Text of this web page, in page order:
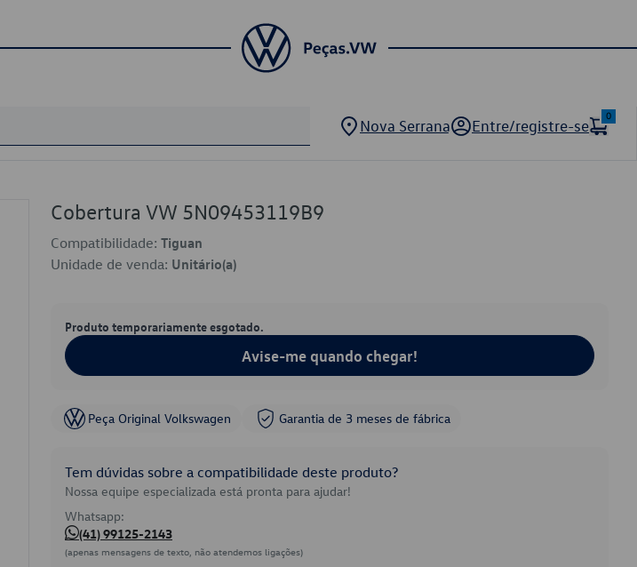
Nova Serrana Entre/registre-se
0
Cobertura VW 5N09453119B9
Compatibilidade: Tiguan
Unidade de venda: Unitário(a)
Produto temporariamente esgotado.
Avise-me quando chegar!
Peça Original Volkswagen Garantia de 3 meses de fábrica
Tem dúvidas sobre a compatibilidade deste produto?
Nossa equipe especializada está pronta para ajudar!
Whatsapp:
(41) 99125-2143
(apenas mensagens de texto, não atendemos ligações)